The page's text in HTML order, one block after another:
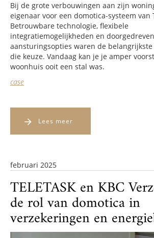
Bij de grote verbouwingen aan zijn
eigenaar voor een domotica-systeem van
Betrouwbare technologie, flexibele
integratiemogelijkheden en doorgedreven
aansturingsopties waren de
die keuze. Vandaag kan je je amper
woonhuis ooit een stal was.
case
Lees meer
februari 2025
TELETASK en KBC
de rol van domotica in
verzekeringen en